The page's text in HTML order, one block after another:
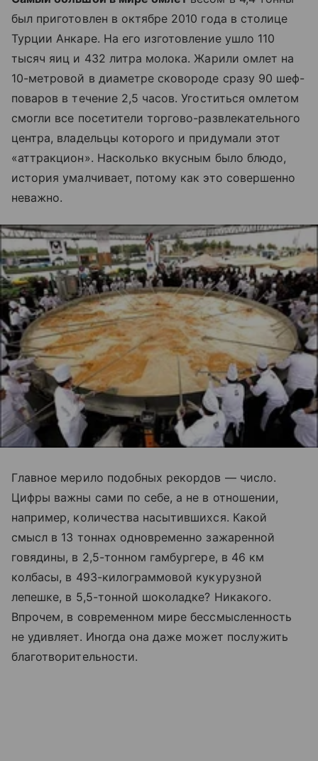
был приготовлен в октябре 2010 года в столице
Турции Анкаре. На его изготовление ушло 110
тысяч яиц и 432 литра молока. Жарили омлет на
10-метровой в диаметре сковороде сразу 90 шеф-
поваров в течение 2,5 часов. Угоститься омлетом
смогли все посетители торгово-развлекательного
центра, владельцы которого и придумали этот
«аттракцион». Насколько вкусным было блюдо,
история умалчивает, потому как это совершенно
неважно.
Главное мерило подобных рекордов — число.
Цифры важны сами по себе, а не в отношении,
например, количества насытившихся. Какой
смысл в 13 тоннах одновременно зажаренной
говядины, в 2,5-тонном гамбургере, в 46 км
колбасы, в 493-килограммовой кукурузной
лепешке, в 5,5-тонной шоколадке? Никакого.
Впрочем, в современном мире бессмысленность
не удивляет. Иногда она даже может послужить
благотворительности.